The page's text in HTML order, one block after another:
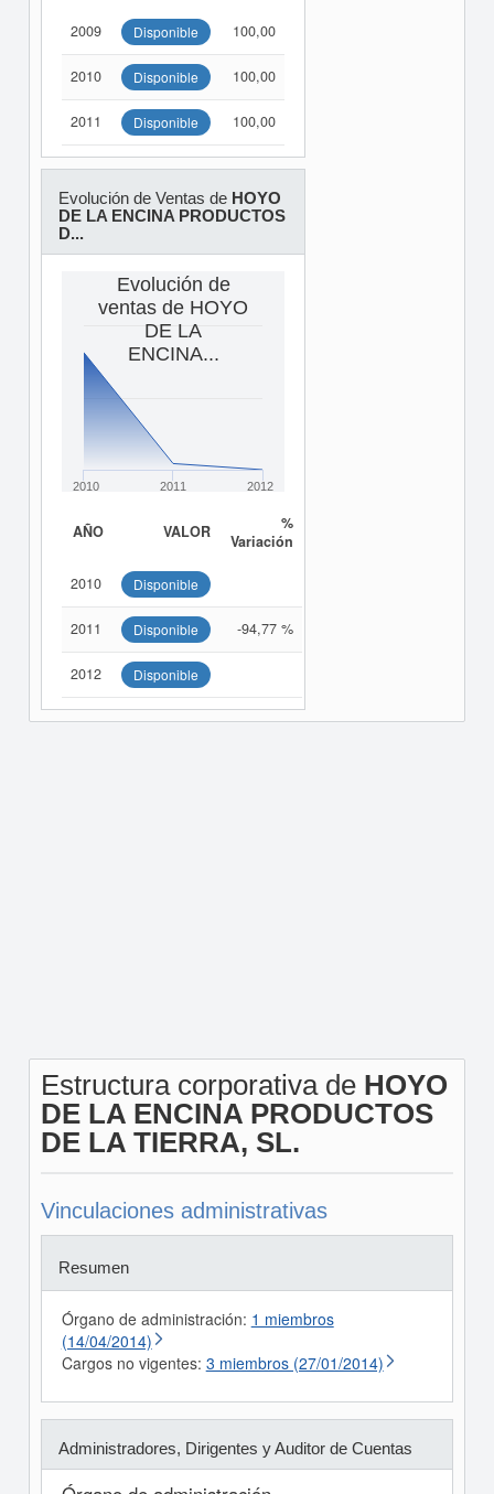
2009 Disponible 100,00
2010 Disponible 100,00
2011 Disponible 100,00
Evolución de Ventas de HOYO
DE LA ENCINA PRODUCTOS
D...
Evolución de
ventas de HOYO
DE LA
ENCINA...
2010 2011 2012
AÑO VALOR
%
Variación
2010 Disponible
2011 Disponible -94,77 %
2012 Disponible
Estructura corporativa de HOYO
DE LA ENCINA PRODUCTOS
DE LA TIERRA, SL.
Vinculaciones administrativas
Resumen
Órgano de administración: 1 miembros
(14/04/2014)
Cargos no vigentes: 3 miembros (27/01/2014)
Administradores, Dirigentes y Auditor de Cuentas